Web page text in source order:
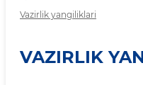
Vazirlik yangiliklari
VAZIRLIK